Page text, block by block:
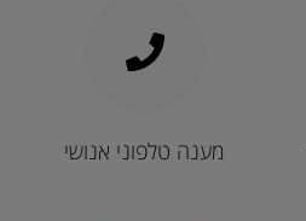
מענה טלפוני אנושי